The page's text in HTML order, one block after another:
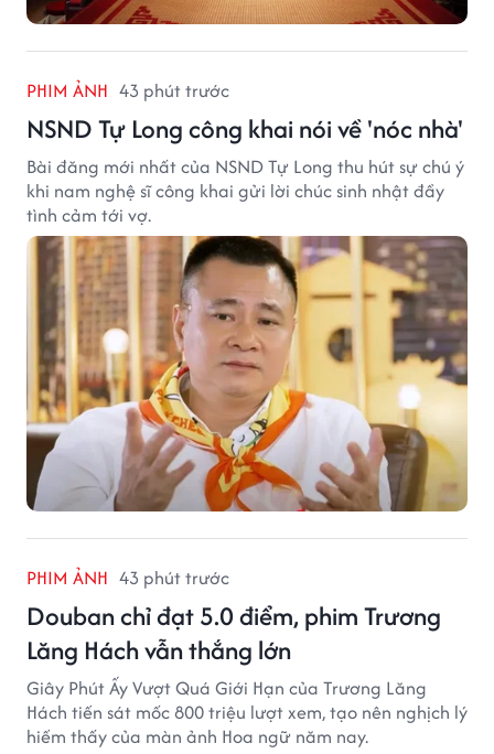
PHIM ẢNH 43 phút trước
NSND Tự Long công khai nói về 'nóc nhà'
Bài đăng mới nhất của NSND Tự Long thu hút sự chú ý
khi nam nghệ sĩ công khai gửi lời chúc sinh nhật đầy
tình cảm tới vợ.
PHIM ẢNH 43 phút trước
Douban chỉ đạt 5.0 điểm, phim Trương
Lăng Hách vẫn thắng lớn
Giây Phút Ấy Vượt Quá Giới Hạn của Trương Lăng
Hách tiến sát mốc 800 triệu lượt xem, tạo nên nghịch lý
hiếm thấy của màn ảnh Hoa ngữ năm nay.